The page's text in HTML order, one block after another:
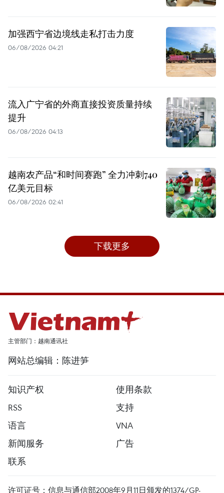
加强西宁省边境线走私打击力度
06/08/2026 04:21
流入广宁省的外商直接投资质量持续
提升
06/08/2026 04:13
越南农产品“和时间赛跑” 全力冲刺740
亿美元目标
06/08/2026 02:41
下载更多
主管部门：越南通讯社
网站总编辑：陈进笋
知识产权
使用条款
RSS
支持
语言
VNA
新闻服务
广告
联系
许可证号：信息与通信部2008年9月11日颁发的1374/GP-